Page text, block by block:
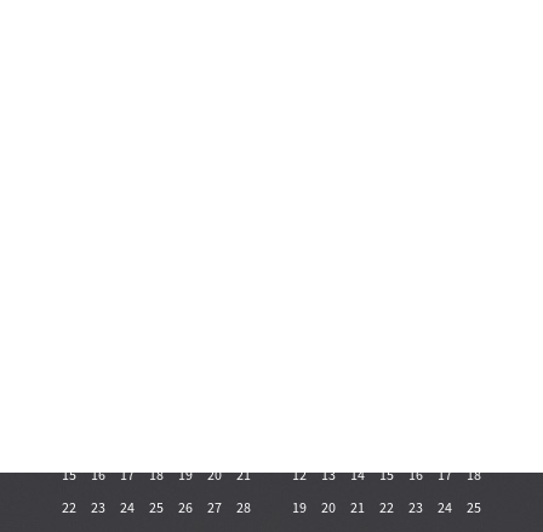
15
16 17 18 19 20
21
22
23 24 25 26 27
28
12
13 14 15 16 17
18
19
20 21 22 23 24
25